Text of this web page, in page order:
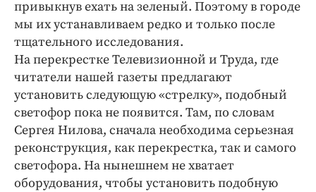
привыкнув ехать на зеленый. Поэтому в городе
мы их устанавливаем редко и только после
тщательного исследования.
На перекрестке Телевизионной и Труда, где
читатели нашей газеты предлагают
установить следующую «стрелку», подобный
светофор пока не появится. Там, по словам
Сергея Нилова, сначала необходима серьезная
реконструкция, как перекрестка, так и самого
светофора. На нынешнем не хватает
оборудования, чтобы установить подобную